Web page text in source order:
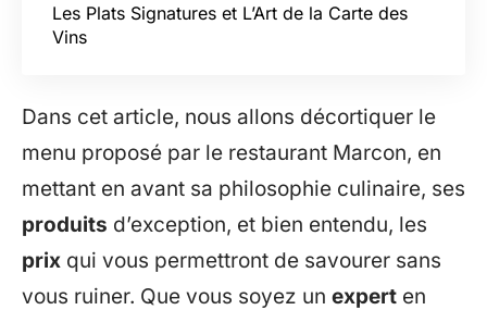
Les Plats Signatures et L’Art de la Carte des
Vins
Dans cet article, nous allons décortiquer le
menu proposé par le restaurant Marcon, en
mettant en avant sa philosophie culinaire, ses
produits d’exception, et bien entendu, les
prix qui vous permettront de savourer sans
vous ruiner. Que vous soyez un expert en